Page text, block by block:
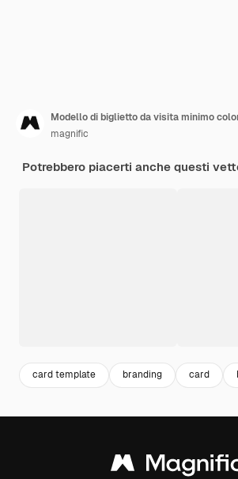
Modello di biglietto da visita minimo
magnific
Potrebbero piacerti anche questi
card template branding card